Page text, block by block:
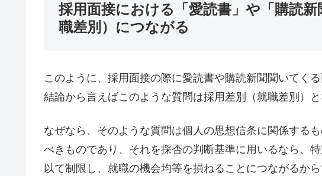
採用面接における「愛読書」や「購読
職差別）につながる
このように、採用面接の際に愛読書や購読新聞聞いてく
結論から言えばこのような質問は採用差別（就職差別）と
なぜなら、そのような質問は個人の思想信条に関係する
べきものであり、それを採否の判断基準に用いるなら、
以て制限し、就職の機会均等を損ねることにつながるから